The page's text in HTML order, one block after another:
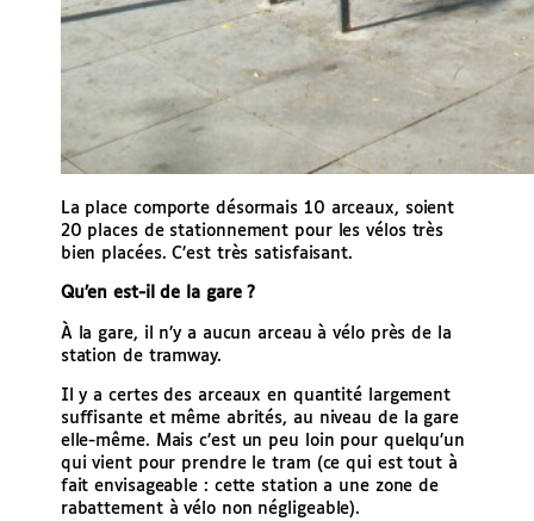
La place comporte désormais 10 arceaux, soient
20 places de stationnement pour les vélos très
bien placées. C’est très satisfaisant.
Qu’en est-il de la gare ?
À la gare, il n’y a aucun arceau à vélo près de la
station de tramway.
Il y a certes des arceaux en quantité largement
suffisante et même abrités, au niveau de la gare
elle-même. Mais c’est un peu loin pour quelqu’un
qui vient pour prendre le tram (ce qui est tout à
fait envisageable : cette station a une zone de
rabattement à vélo non négligeable).